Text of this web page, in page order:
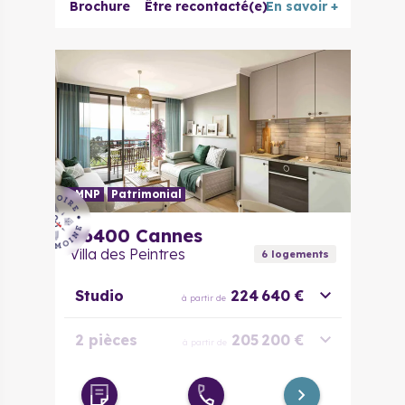
Brochure Être recontacté(e)En savoir +
LMNP Patrimonial
06400 Cannes
Villa des Peintres 6logements
Studio à partir de 224 640 €
2 pièces à partir de 205 200 €
Duplex 3
pièces
à partir de 302 400 €